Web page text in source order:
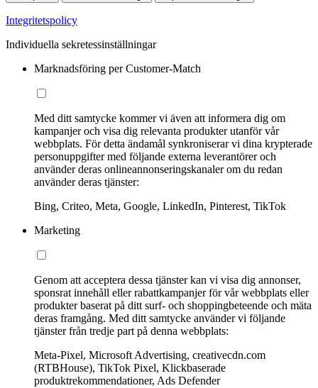
Integritetspolicy
Individuella sekretessinställningar
Marknadsföring per Customer-Match
Med ditt samtycke kommer vi även att informera dig om
kampanjer och visa dig relevanta produkter utanför vår
webbplats. För detta ändamål synkroniserar vi dina krypterade
personuppgifter med följande externa leverantörer och
använder deras onlineannonseringskanaler om du redan
använder deras tjänster:
Bing, Criteo, Meta, Google, LinkedIn, Pinterest, TikTok
Marketing
Genom att acceptera dessa tjänster kan vi visa dig annonser,
sponsrat innehåll eller rabattkampanjer för vår webbplats eller
produkter baserat på ditt surf- och shoppingbeteende och mäta
deras framgång. Med ditt samtycke använder vi följande
tjänster från tredje part på denna webbplats:
Meta-Pixel, Microsoft Advertising, creativecdn.com
(RTBHouse), TikTok Pixel, Klickbaserade
produktrekommendationer, Ads Defender